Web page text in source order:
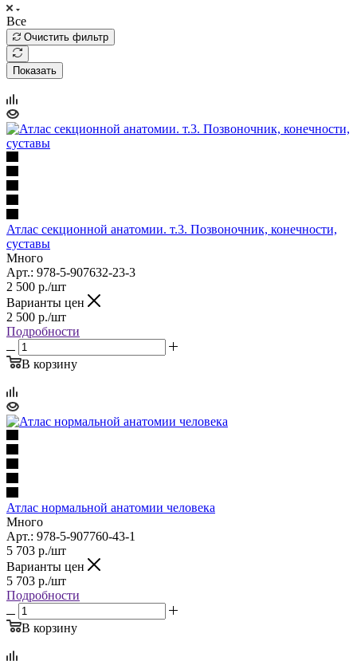
Все
Очистить фильтр
Показать
Атлас секционной анатомии. т.3. Позвоночник, конечности,
суставы
Много
Арт.: 978-5-907632-23-3
2 500 р./шт
Варианты цен
2 500 р./шт
Подробности
В корзину
Атлас нормальной анатомии человека
Много
Арт.: 978-5-907760-43-1
5 703 р./шт
Варианты цен
5 703 р./шт
Подробности
В корзину